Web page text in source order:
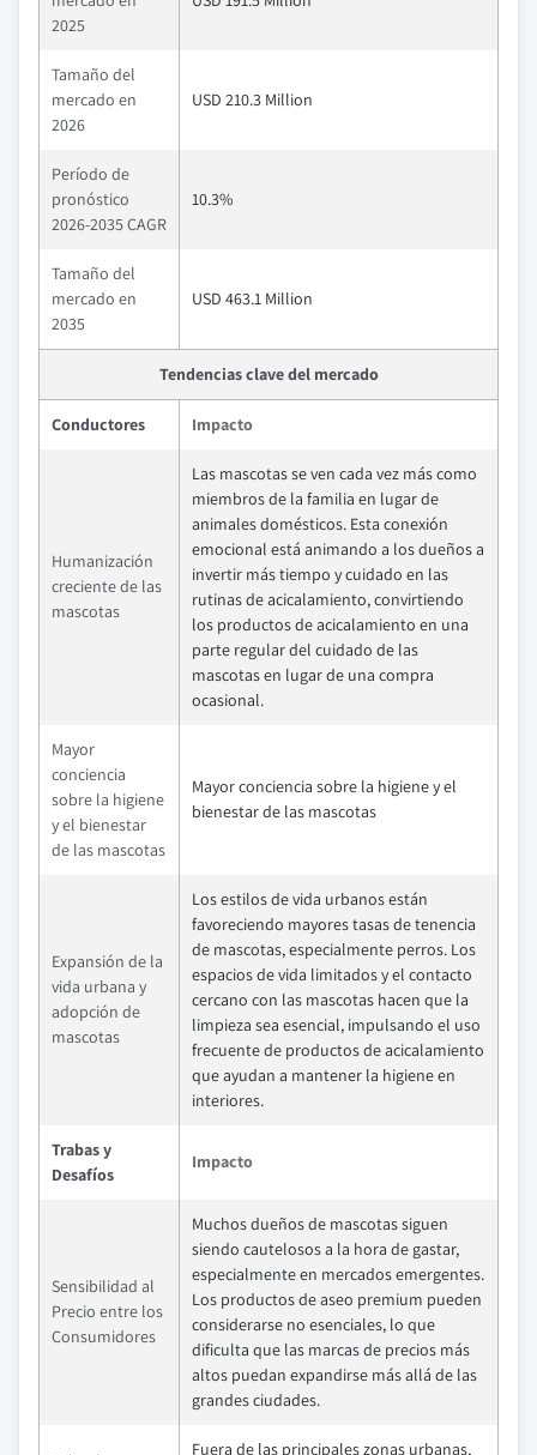
2025
Tamaño del
mercado en
2026
USD 210.3 Million
Período de
pronóstico
2026-2035 CAGR
10.3%
Tamaño del
mercado en
2035
USD 463.1 Million
Tendencias clave del mercado
Conductores Impacto
Humanización
creciente de las
mascotas
Las mascotas se ven cada vez más como
miembros de la familia en lugar de
animales domésticos. Esta conexión
emocional está animando a los dueños a
invertir más tiempo y cuidado en las
rutinas de acicalamiento, convirtiendo
los productos de acicalamiento en una
parte regular del cuidado de las
mascotas en lugar de una compra
ocasional.
Mayor
conciencia
sobre la higiene
y el bienestar
de las mascotas
Mayor conciencia sobre la higiene y el
bienestar de las mascotas
Expansión de la
vida urbana y
adopción de
mascotas
Los estilos de vida urbanos están
favoreciendo mayores tasas de tenencia
de mascotas, especialmente perros. Los
espacios de vida limitados y el contacto
cercano con las mascotas hacen que la
limpieza sea esencial, impulsando el uso
frecuente de productos de acicalamiento
que ayudan a mantener la higiene en
interiores.
Trabas y
Desafíos
Impacto
Sensibilidad al
Precio entre los
Consumidores
Muchos dueños de mascotas siguen
siendo cautelosos a la hora de gastar,
especialmente en mercados emergentes.
Los productos de aseo premium pueden
considerarse no esenciales, lo que
dificulta que las marcas de precios más
altos puedan expandirse más allá de las
grandes ciudades.
Fuera de las principales zonas urbanas,